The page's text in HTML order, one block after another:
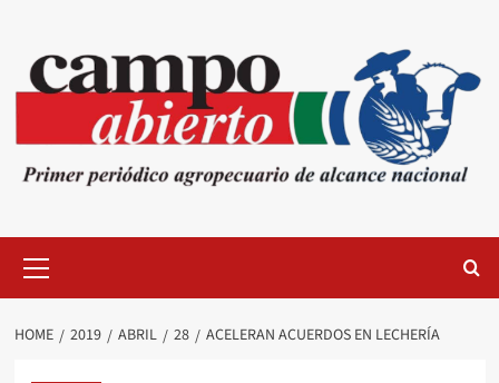
content
Menu
HOME 2019 ABRIL 28 ACELERAN ACUERDOS EN LECHERÍA